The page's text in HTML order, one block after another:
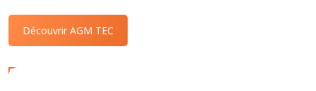
Découvrir AGM TEC